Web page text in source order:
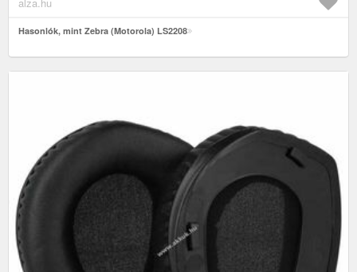
Hasonlók, mint Zebra (Motorola) LS2208